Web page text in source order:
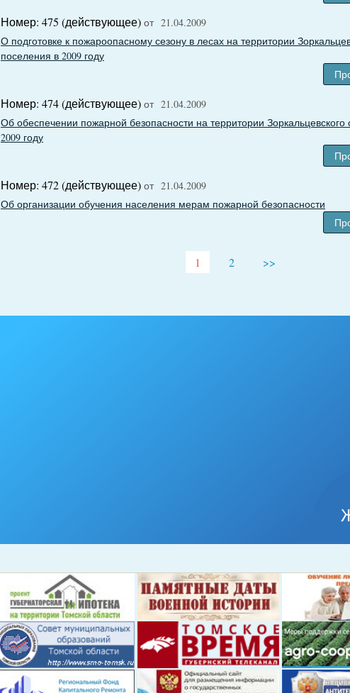
Номер: 475 (действующее) от 21.04.2009
О подготовке к пожароопасному сезону в лесах на территории
поселения в 2009 году
Номер: 474 (действующее) от 21.04.2009
Об обеспечении пожарной безопасности на территории Зоркальцевского
2009 году
Номер: 472 (действующее) от 21.04.2009
Об организации обучения населения мерам пожарной безопасности
1 2 >>